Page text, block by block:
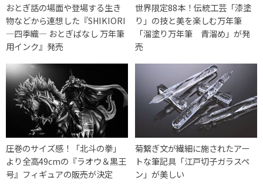
おとぎ話の場面や登場する生き
物などから連想した『SHIKIORI
―四季織― おとぎばなし 万年筆
用インク』発売
世界限定88本！伝統工芸「漆塗
り」の技と美を楽しむ万年筆
「溜塗り万年筆 青溜め」が発
売
圧巻のサイズ感！「北斗の拳」
より全高49cmの『ラオウ＆黒王
号』フィギュアの販売が決定
菊繋ぎ文が繊細に施されたアー
トな筆記具「江戸切子ガラスペ
ン」が美しい